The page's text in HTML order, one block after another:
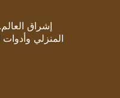
إشراق
المنزلي